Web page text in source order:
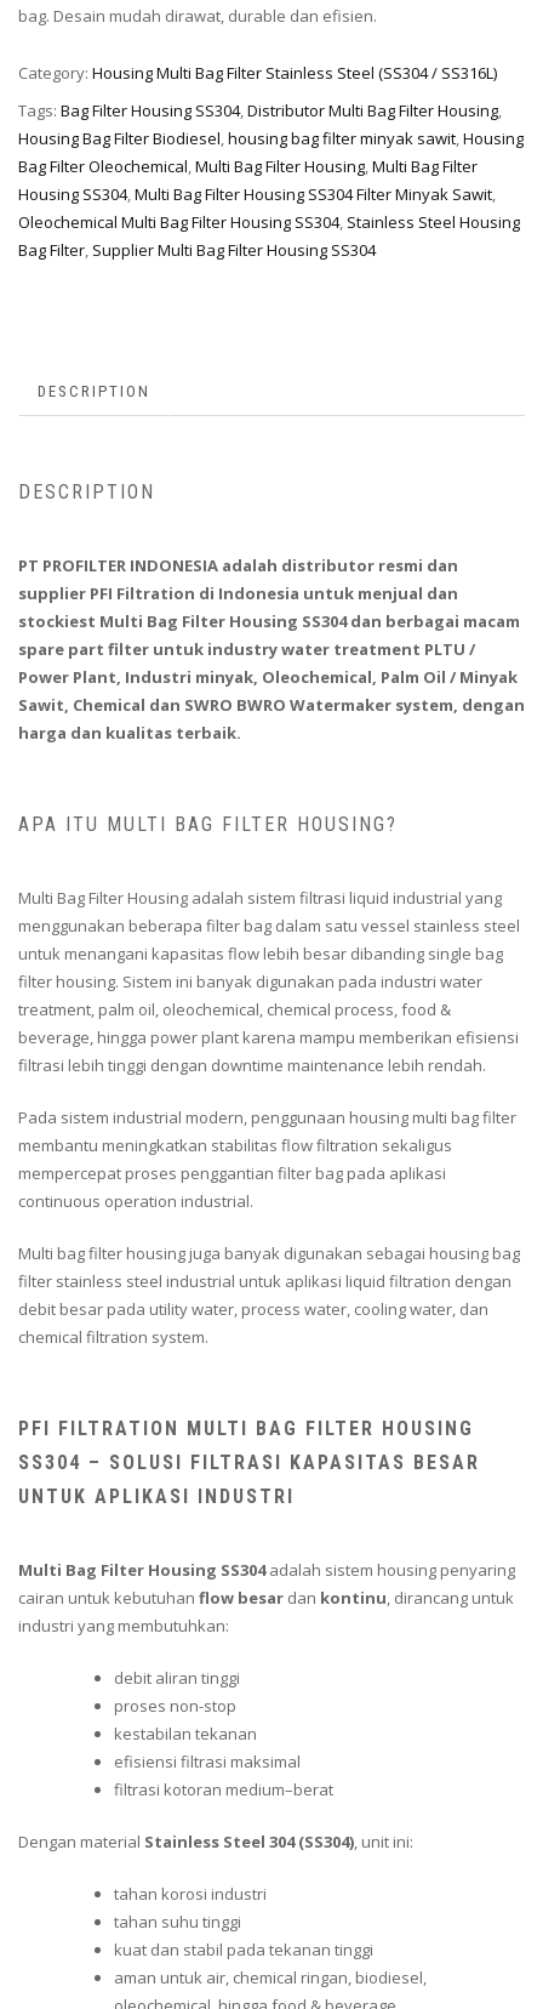
bag. Desain mudah dirawat, durable dan efisien.
Category: Housing Multi Bag Filter Stainless Steel (SS304 / SS316L)
Tags: Bag Filter Housing SS304, Distributor Multi Bag Filter Housing
Housing Bag Filter Biodiesel housing bag filter minyak sawit Housing
Bag Filter Oleochemical Multi Bag Filter Housing Multi Bag Filter
Housing SS304, Multi Bag Filter Housing SS304 Filter Minyak Sawit
Oleochemical Multi Bag Filter Housing SS304, Stainless Steel Housing
Bag Filter Supplier Multi Bag Filter Housing SS304
DESCRIPTION
DESCRIPTION
PT PROFILTER INDONESIA adalah distributor resmi dan
supplier PFI Filtration di Indonesia untuk menjual dan
stockiest Multi Bag Filter Housing SS304 dan berbagai macam
spare part filter untuk industry water treatment PLTU /
Power Plant, Industri minyak, Oleochemical, Palm Oil / Minyak
Sawit, Chemical dan SWRO BWRO Watermaker system, dengan
harga dan kualitas terbaik.
APA ITU MULTI BAG FILTER HOUSING?
Multi Bag Filter Housing adalah sistem filtrasi liquid industrial yang
menggunakan beberapa filter bag dalam satu vessel stainless steel
untuk menangani kapasitas flow lebih besar dibanding single bag
filter housing. Sistem ini banyak digunakan pada industri water
treatment, palm oil, oleochemical, chemical process, food &
beverage, hingga power plant karena mampu memberikan efisiensi
filtrasi lebih tinggi dengan downtime maintenance lebih rendah.
Pada sistem industrial modern, penggunaan housing multi bag filter
membantu meningkatkan stabilitas flow filtration sekaligus
mempercepat proses penggantian filter bag pada aplikasi
continuous operation industrial.
Multi bag filter housing juga banyak digunakan sebagai housing bag
filter stainless steel industrial untuk aplikasi liquid filtration dengan
debit besar pada utility water, process water, cooling water, dan
chemical filtration system.
PFI FILTRATION MULTI BAG FILTER HOUSING
SS304 – SOLUSI FILTRASI KAPASITAS BESAR
UNTUK APLIKASI INDUSTRI
Multi Bag Filter Housing SS304adalah sistem housing penyaring
cairan untuk kebutuhan flow besar dan kontinu, dirancang untuk
industri yang membutuhkan:
debit aliran tinggi
proses non-stop
kestabilan tekanan
efisiensi filtrasi maksimal
filtrasi kotoran medium–berat
Dengan material Stainless Steel 304 (SS304), unit ini:
tahan korosi industri
tahan suhu tinggi
kuat dan stabil pada tekanan tinggi
aman untuk air, chemical ringan, biodiesel,